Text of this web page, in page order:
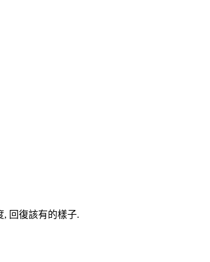
, 回復該有的樣子.